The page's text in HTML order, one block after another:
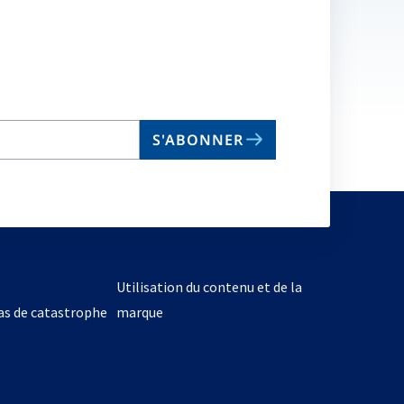
S'ABONNER
de catastrophe
Utilisation du contenu et de la
marque